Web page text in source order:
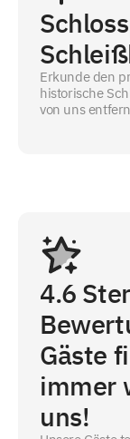
Erkunde den
historische
von uns
4.6
Gäste
immer
uns!